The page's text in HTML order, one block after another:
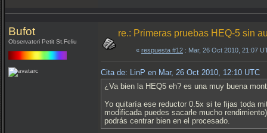
Bufot
Observatori Petit St.Feliu
re.: Primeras pruebas HEQ-5 sin
« respuesta #12 : Mar, 26 Oct 2010, 21:07
Cita de: LinP en Mar, 26 Oct 2010, 12:10 UTC
¿Va bien la HEQ5 eh? es una muy buena
Yo quitaría ese reductor 0.5x si te fijas toda
modificada puedes sacarle mucho
podrás centrar bien en el procesado.